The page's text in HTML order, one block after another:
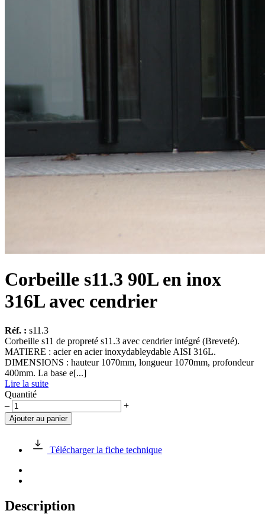
Corbeille s11.3 90L en inox
316L avec cendrier
Réf. : s11.3
Corbeille s11 de propreté s11.3 avec cendrier intégré (Breveté).
MATIERE : acier en acier inoxydableydable AISI 316L.
DIMENSIONS : hauteur 1070mm, longueur 1070mm, profondeur
400mm. La base e[...]
Lire la suite
Quantité
quantité
de
Corbeille
inox
316L
cendrier
– +
Ajouter au panier
Télécharger la fiche technique
Description